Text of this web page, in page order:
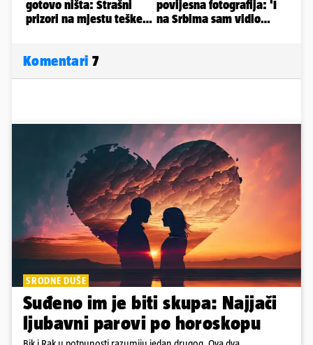
Komentari 7
SRODNE DUŠE
Suđeno im je biti skupa: Najjači
ljubavni parovi po horoskopu